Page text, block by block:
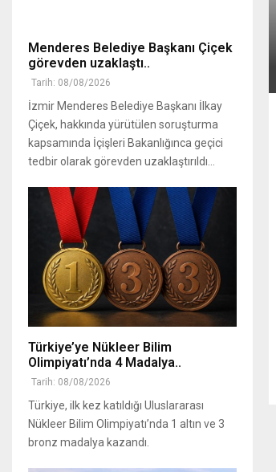
Menderes Belediye Başkanı Çiçek
görevden uzaklaştı..
Tarih: 08/08/2026
İzmir Menderes Belediye Başkanı İlkay
Çiçek, hakkında yürütülen soruşturma
kapsamında İçişleri Bakanlığınca geçici
tedbir olarak görevden uzaklaştırıldı...
Türkiye’ye Nükleer Bilim
Olimpiyatı’nda 4 Madalya..
Tarih: 08/08/2026
Türkiye, ilk kez katıldığı Uluslararası
Nükleer Bilim Olimpiyatı’nda 1 altın ve 3
bronz madalya kazandı.